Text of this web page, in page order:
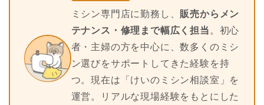
ミシン専門店に勤務し、 販売からメン
テナンス・修理まで幅広く担当 。初心
者・主婦の方を中心に、数多くのミシ
ン選びをサポートしてきた経験を持
つ。現在は「けいのミシン相談室」を
運営。リアルな現場経験をもとにした